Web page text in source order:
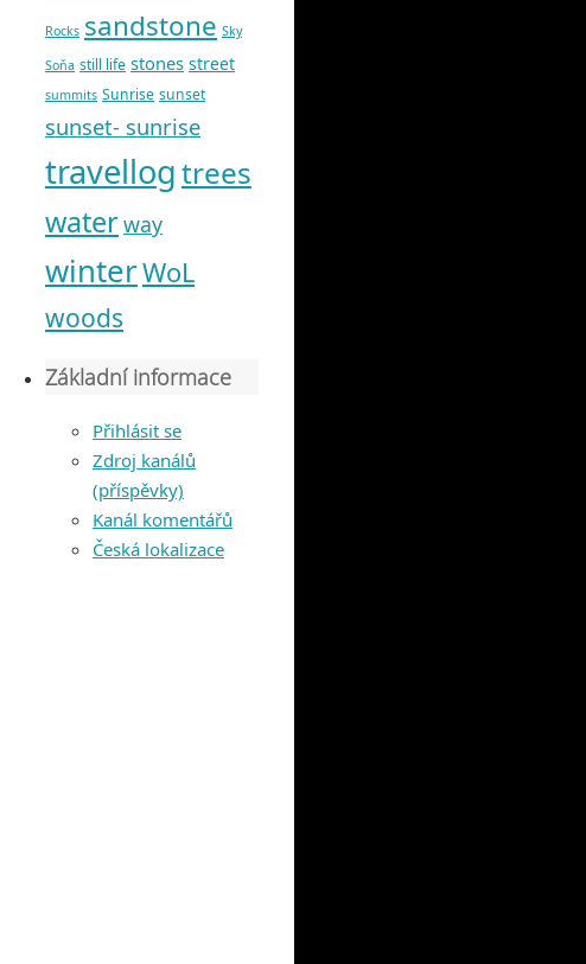
Rocks sandstone Sky
Soňa still life stones street
summits Sunrise sunset
sunset- sunrise
travellogtrees
waterway
winterWoL
woods
Základní informace
Přihlásit se
Zdroj kanálů
(příspěvky)
Kanál komentářů
Česká lokalizace